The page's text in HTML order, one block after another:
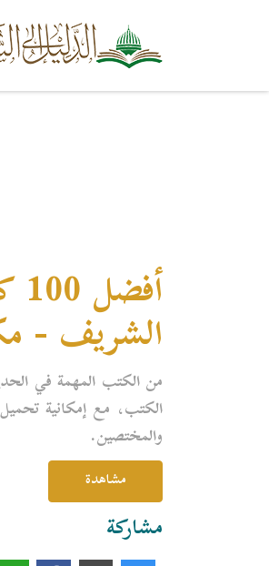
الشريف -
من الكتب المهمة في
والمختصين.
مشاهدة
مشاركة